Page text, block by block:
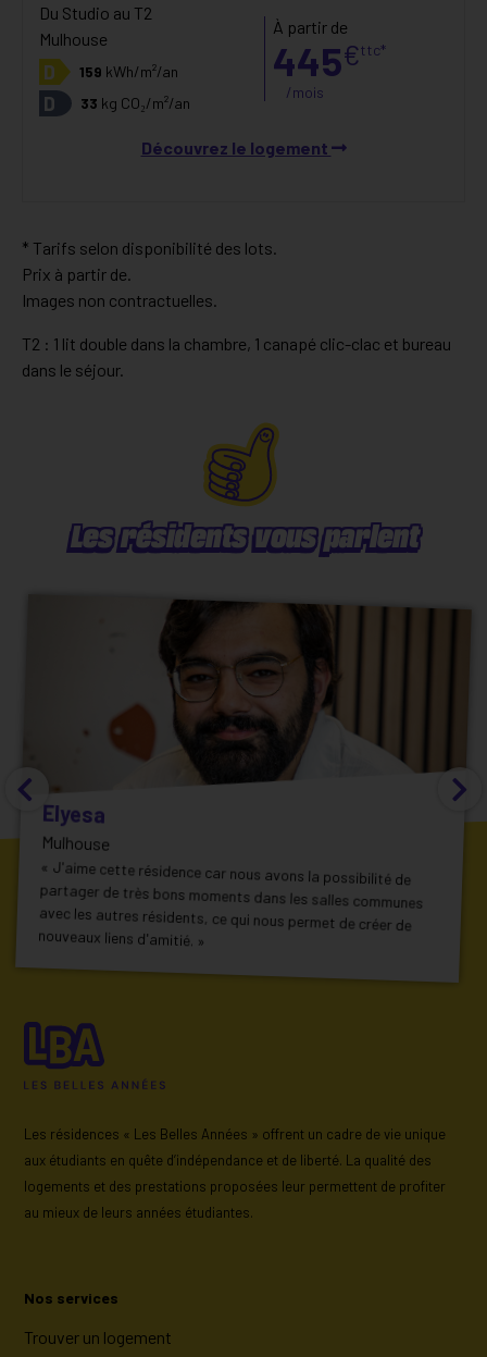
Du Studio au T2
Mulhouse
D 159 kWh/m²/an
D 33 kg CO₂/m²/an
À partir de
445€ttc*
/mois
Découvrez le logement
* Tarifs selon disponibilité des lots.
Prix à partir de.
Images non contractuelles.
T2 : 1 lit double dans la chambre, 1 canapé clic-clac et bureau
dans le séjour.
Les résidents vous parlent
Elyesa
Mulhouse
« J'aime cette résidence car nous avons la possibilité de
partager de très bons moments dans les salles communes
avec les autres résidents, ce qui nous permet de créer de
nouveaux liens d'amitié. »
Les résidences « Les Belles Années » offrent un cadre de vie unique
aux étudiants en quête d’indépendance et de liberté. La qualité des
logements et des prestations proposées leur permettent de profiter
au mieux de leurs années étudiantes.
Nos services
Trouver un logement